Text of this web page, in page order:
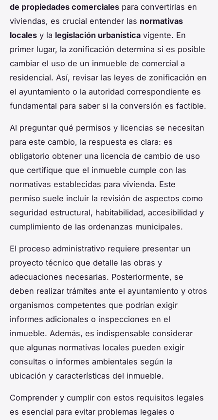
de propiedades comerciales para convertirlas en
viviendas, es crucial entender las normativas
locales y la legislación urbanística vigente. En
primer lugar, la zonificación determina si es posible
cambiar el uso de un inmueble de comercial a
residencial. Así, revisar las leyes de zonificación en
el ayuntamiento o la autoridad correspondiente es
fundamental para saber si la conversión es factible.
Al preguntar qué permisos y licencias se necesitan
para este cambio, la respuesta es clara: es
obligatorio obtener una licencia de cambio de uso
que certifique que el inmueble cumple con las
normativas establecidas para vivienda. Este
permiso suele incluir la revisión de aspectos como
seguridad estructural, habitabilidad, accesibilidad y
cumplimiento de las ordenanzas municipales.
El proceso administrativo requiere presentar un
proyecto técnico que detalle las obras y
adecuaciones necesarias. Posteriormente, se
deben realizar trámites ante el ayuntamiento y otros
organismos competentes que podrían exigir
informes adicionales o inspecciones en el
inmueble. Además, es indispensable considerar
que algunas normativas locales pueden exigir
consultas o informes ambientales según la
ubicación y características del inmueble.
Comprender y cumplir con estos requisitos legales
es esencial para evitar problemas legales o